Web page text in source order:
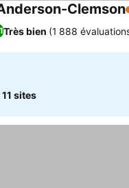
Clemson
Très bien (1 888
11 sites